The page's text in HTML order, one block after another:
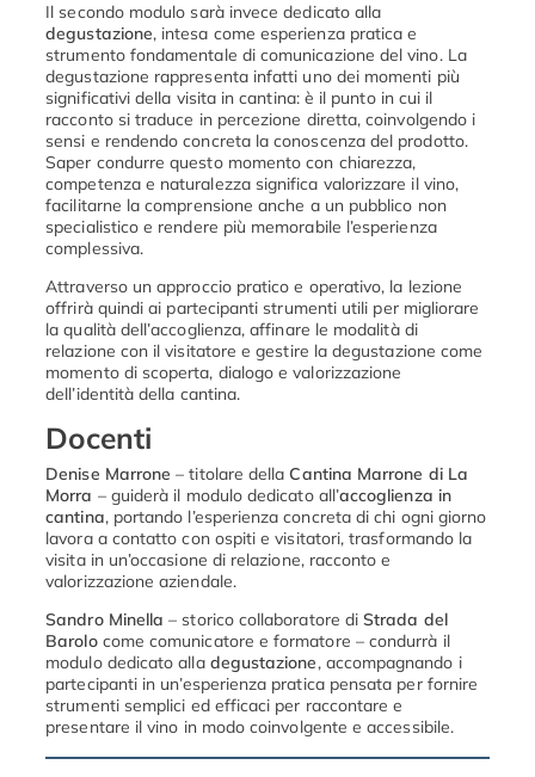
Il secondo modulo sarà invecededicato alla
degustazione, intesa come esperienza praticae
strumento fondamentale di comunicazione delvino. La
degustazione rappresenta infatti uno dei momenti più
significatividella visita incantina: è il punto in cui il
racconto sitraduce in percezione diretta,coinvolgendo i
sensi e rendendoconcreta laconoscenza del prodotto.
Saper condurrequesto momentocon chiarezza,
competenza e naturalezza significa valorizzare il vino,
facilitarne lacomprensioneanche a un pubblico non
specialisticoe rendere più memorabile l’esperienza
complessiva.
Attraverso unapproccio praticoe operativo, la lezione
offrirà quindiai partecipanti strumenti utili per migliorare
laqualità dell’accoglienza,affinare le modalità di
relazione con ilvisitatoreegestire ladegustazione come
momento di scoperta, dialogoevalorizzazione
dell’identitàdella cantina.
Docenti
Denise Marrone –titolaredellaCantina Marrone di La
Morra – guiderà il modulodedicato all’accoglienza in
cantina, portando l’esperienzaconcreta dichi ogni giorno
lavora a contattocon ospitievisitatori,trasformando la
visita in un’occasione di relazione, raccontoe
valorizzazioneaziendale.
Sandro Minella – storico collaboratore diStrada del
Barolo comecomunicatore eformatore – condurrà il
modulo dedicatoalla degustazione, accompagnando i
partecipanti in un’esperienza pratica pensata per fornire
strumenti semplici ed efficaci per raccontaree
presentare ilvino in modocoinvolgenteeaccessibile.